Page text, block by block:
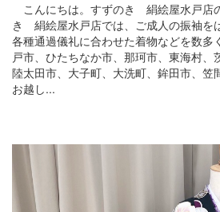
こんにちは。すずのき 絹絵屋水戸
き 絹絵屋水戸店では、ご成人の振袖を
各種通過儀礼に合わせた着物などを数多
戸市、ひたちなか市、那珂市、東海村、
陸太田市、大子町、大洗町、鉾田市、笠
お越し...